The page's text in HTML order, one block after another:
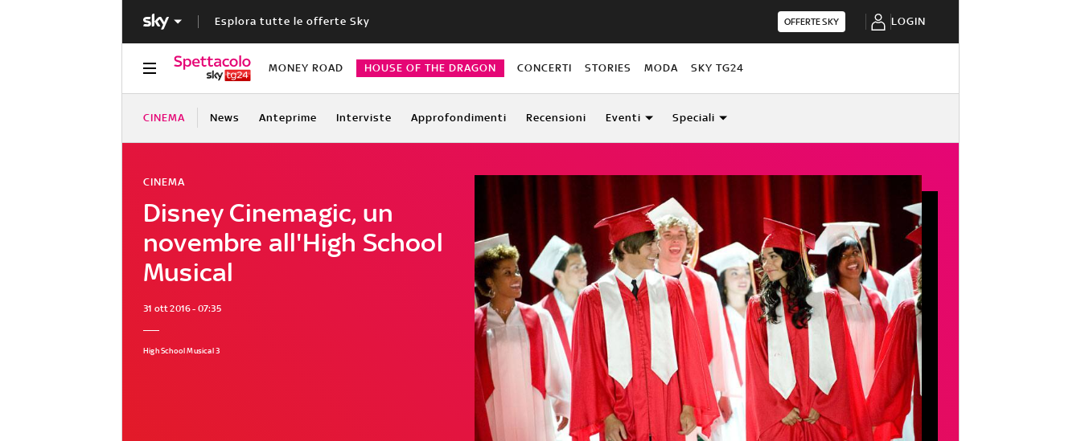
Esplora tutte le offerte Sky OFFERTE SKY LOGIN
MONEY ROAD HOUSE OF THE DRAGON CONCERTI STORIES MODA SKY TG24
CINEMA News Anteprime Interviste Approfondimenti Recensioni Eventi Speciali
Disney Cinemagic, un
novembre all'High School
Musical
CINEMA
31 ott 2016 - 07:35
High School Musical 3